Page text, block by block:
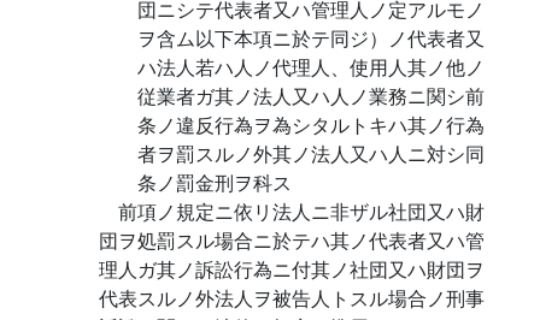
団ニシテ代表者又ハ管理人ノ定アルモノ
ヲ含ム以下本項ニ於テ同ジ）ノ代表者又
ハ法人若ハ人ノ代理人、使用人其ノ他ノ
従業者ガ其ノ法人又ハ人ノ業務ニ関シ前
条ノ違反行為ヲ為シタルトキハ其ノ行為
者ヲ罰スルノ外其ノ法人又ハ人ニ対シ同
条ノ罰金刑ヲ科ス
前項ノ規定ニ依リ法人ニ非ザル社団又ハ財
団ヲ処罰スル場合ニ於テハ其ノ代表者又ハ管
理人ガ其ノ訴訟行為ニ付其ノ社団又ハ財団ヲ
代表スルノ外法人ヲ被告人トスル場合ノ刑事